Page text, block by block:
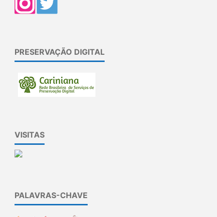
PRESERVAÇÃO DIGITAL
VISITAS
PALAVRAS-CHAVE